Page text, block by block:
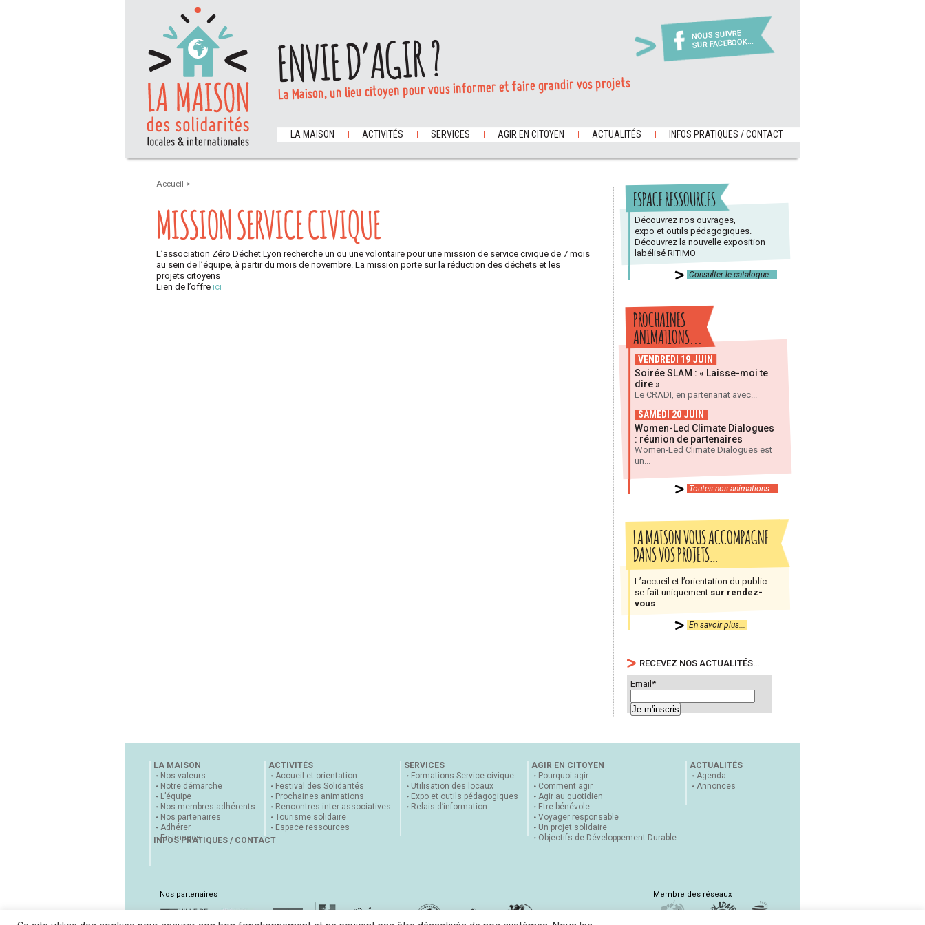
NOUS SUIVRE
SUR FACEBOOK...
ENVIE D’AGIR ?
La Maison, un lieu citoyen pour vous informer et faire grandir vos projets
LA MAISON ACTIVITÉS SERVICES AGIR EN CITOYEN ACTUALITÉS INFOS PRATIQUES / CONTACT
Accueil >
MISSION SERVICE CIVIQUE
L’association Zéro Déchet Lyon recherche un ou une volontaire pour une mission de service civique de 7 mois
au sein de l’équipe, à partir du mois de novembre. La mission porte sur la réduction des déchets et les
projets citoyens
Lien de l’offre ici
ESPACE RESSOURCES
Découvrez nos ouvrages,
expo et outils pédagogiques.
Découvrez la nouvelle exposition
labélisé RITIMO
Consulter le catalogue...
PROCHAINES
ANIMATIONS...
VENDREDI 19 JUIN
Soirée SLAM : « Laisse-moi te
dire »
Le CRADI, en partenariat avec...
SAMEDI 20 JUIN
Women-Led Climate Dialogues
: réunion de partenaires
Women-Led Climate Dialogues est
un...
Toutes nos animations...
LA MAISON VOUS ACCOMPAGNE
DANS VOS PROJETS…
L’accueil et l’orientation du public
se fait uniquement sur rendez-
vous
En savoir plus...
RECEVEZ NOS ACTUALITÉS…
Email*
LA MAISON
Nos valeurs
Notre démarche
L’équipe
Nos membres adhérents
Nos partenaires
Adhérer
En images
ACTIVITÉS
Accueil et orientation
Festival des Solidarités
Prochaines animations
Rencontres inter-associatives
Tourisme solidaire
Espace ressources
SERVICES
Formations Service civique
Utilisation des locaux
Expo et outils pédagogiques
Relais d’information
AGIR EN CITOYEN
Pourquoi agir
Comment agir
Agir au quotidien
Etre bénévole
Voyager responsable
Un projet solidaire
Objectifs de Développement Durable
ACTUALITÉS
Agenda
Annonces
INFOS PRATIQUES / CONTACT
Nos partenaires Membre des réseaux